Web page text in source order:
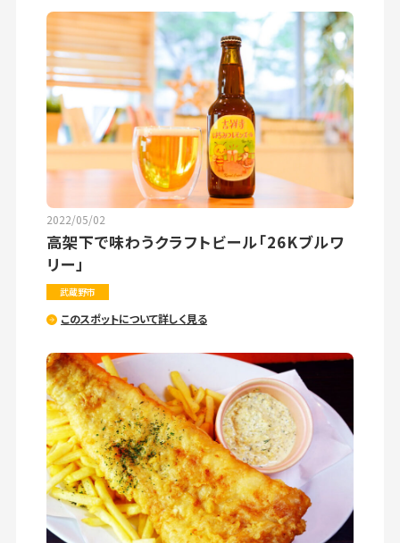
2022/05/02
高架下で味わうクラフトビール「26Kブルワ
リー」
武蔵野市
このスポットについて詳しく見る